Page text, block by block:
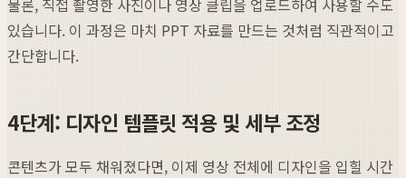
있습니다. 이 과정은 마치 PPT 자료를 만드는 것처럼 직관적이고
간단합니다.
4단계: 디자인 템플릿 적용 및 세부 조정
콘텐츠가 모두 채워졌다면, 이제 영상 전체에 디자인을 입힐 시간